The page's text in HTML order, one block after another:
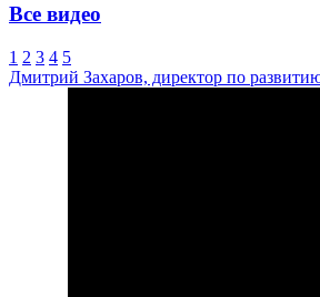
Все видео
1 2 3 4 5
Дмитрий Захаров, директор по